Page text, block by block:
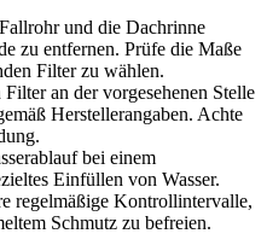
und die Dachrinne
zu entfernen. Prüfe die Maße
Filter zu wählen.
Filter an der vorgesehenen Stelle
Herstellerangaben. Achte
bei einem
Einfüllen von Wasser.
regelmäßige Kontrollintervalle,
Schmutz zu befreien.